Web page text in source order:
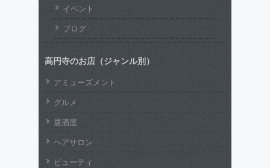
イベント
ブログ
高円寺のお店（ジャンル別）
アミューズメント
グルメ
居酒屋
ヘアサロン
ビューティ